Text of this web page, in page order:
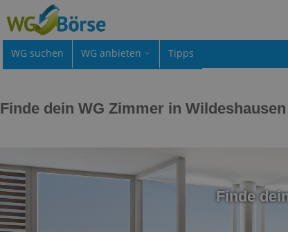
WG suchen WG anbieten Tipps
Finde dein WG Zimmer in
Finde